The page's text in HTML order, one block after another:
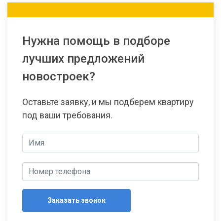
Нужна помощь в подборе
лучших предложений
новостроек?
Оставьте заявку, и мы подберем квартиру
под ваши требования.
Заказать звонок